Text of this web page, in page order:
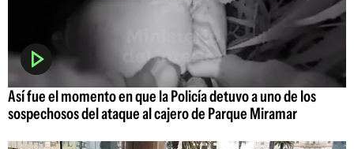
Así fue el momento en que la Policía detuvo a uno de los
sospechosos del ataque al cajero de Parque Miramar